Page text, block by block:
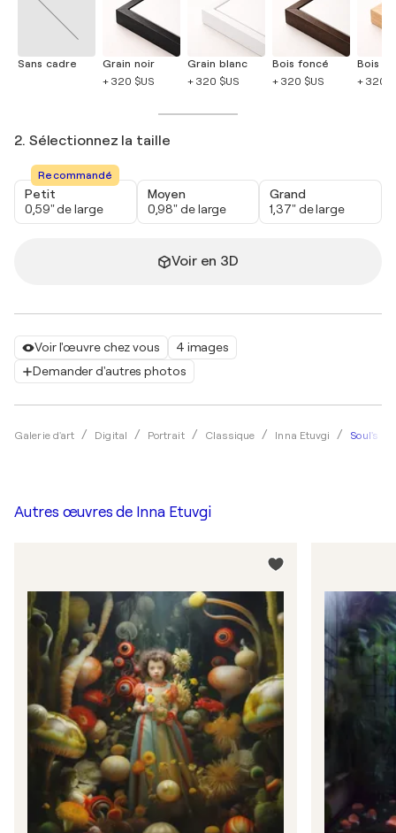
Voir l'œuvre chez vous
4 images
Demander d'autres photos
Galerie d'art Digital Portrait Classique Inna Etuvgi Soul's
Sans cadre
Grain noir
+ 320 $US
Grain blanc
+ 320 $US
Bois foncé
+ 320 $US
Bois
+ 320
2. Sélectionnez la taille
Recommandé
Petit
0,59" de large
Moyen
0,98" de large
Grand
1,37" de large
Voir en 3D
Autres œuvres de Inna Etuvgi